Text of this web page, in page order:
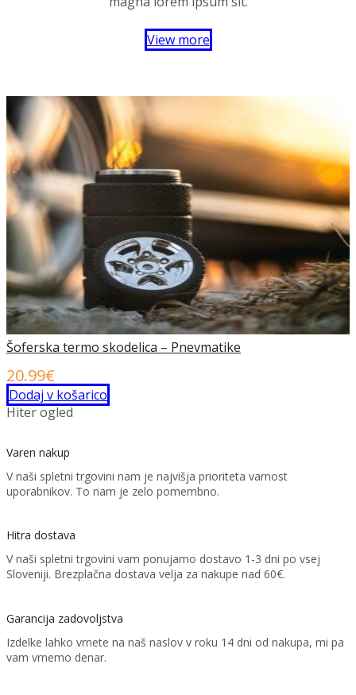
View more
Šoferska termo skodelica – Pnevmatike
20.99€
Dodaj v košarico
Hiter ogled
Varen nakup
V naši spletni trgovini nam je najvišja prioriteta varnost
uporabnikov. To nam je zelo pomembno.
Hitra dostava
V naši spletni trgovini vam ponujamo dostavo 1-3 dni po vsej
Sloveniji. Brezplačna dostava velja za nakupe nad 60€.
Garancija zadovoljstva
Izdelke lahko vrnete na naš naslov v roku 14 dni od nakupa, mi pa
vam vrnemo denar.